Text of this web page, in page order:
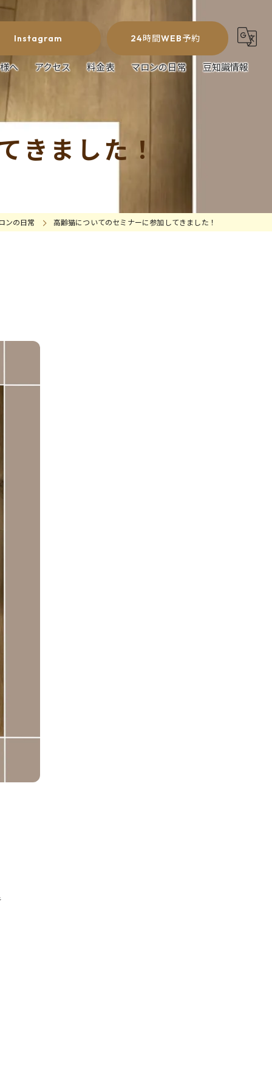
Instagram 24時間WEB予約
へ アクセス 料金表 マロンの日常 豆知識情報
きました！
ンの日常 高齢猫についてのセミナーに参加してきました！